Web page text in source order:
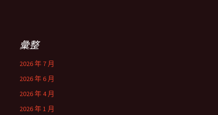
彙整
2026 年 7 月
2026 年 6 月
2026 年 4 月
2026 年 1 月